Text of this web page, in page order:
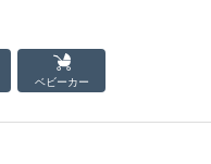
ベビーカー